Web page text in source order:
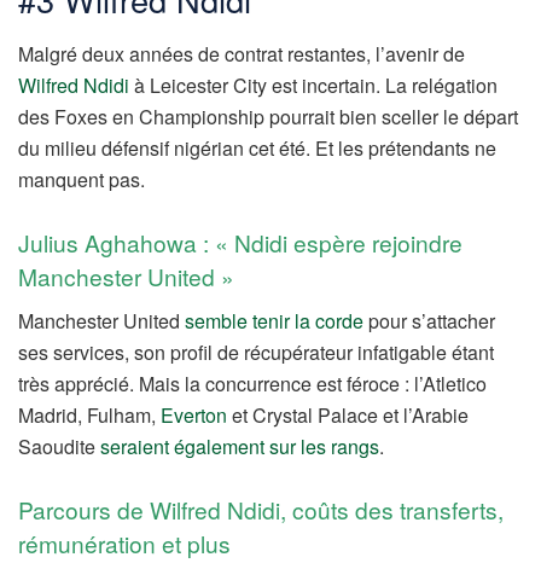
Malgré deux années de contrat restantes, l’avenir de
Wilfred Ndidi à Leicester City est incertain. La relégation
des Foxes en Championship pourrait bien sceller le départ
du milieu défensif nigérian cet été. Et les prétendants ne
manquent pas.
Julius Aghahowa : « Ndidi espère rejoindre
Manchester United »
Manchester United semble tenir la cordepour s’attacher
ses services, son profil de récupérateur infatigable étant
très apprécié. Mais la concurrence est féroce : l’Atletico
Madrid, Fulham, Everton et Crystal Palace et l’Arabie
Saouditeseraient également sur les rangs.
Parcours de Wilfred Ndidi, coûts des transferts,
rémunération et plus